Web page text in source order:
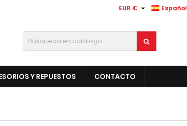
Español
EUR € 
Y REPUESTOS CONTACTO